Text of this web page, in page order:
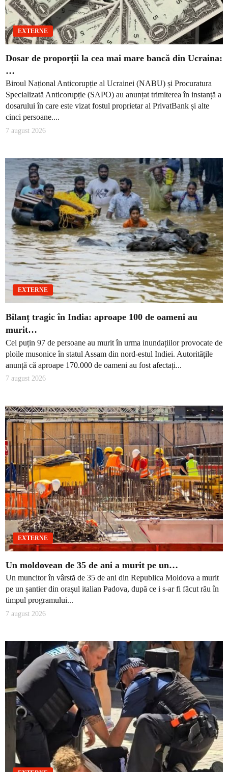
EXTERNE
Dosar de proporții la cea mai mare bancă din Ucraina:
…
Biroul Național Anticorupție al Ucrainei (NABU) și Procuratura
Specializată Anticorupție (SAPO) au anunțat trimiterea în instanță a
dosarului în care este vizat fostul proprietar al PrivatBank și alte
cinci persoane....
7 august 2026
EXTERNE
Bilanț tragic în India: aproape 100 de oameni au
murit…
Cel puțin 97 de persoane au murit în urma inundațiilor provocate de
ploile musonice în statul Assam din nord-estul Indiei. Autoritățile
anunță că aproape 170.000 de oameni au fost afectați...
7 august 2026
EXTERNE
Un moldovean de 35 de ani a murit pe un…
Un muncitor în vârstă de 35 de ani din Republica Moldova a murit
pe un șantier din orașul italian Padova, după ce i s-ar fi făcut rău în
timpul programului...
7 august 2026